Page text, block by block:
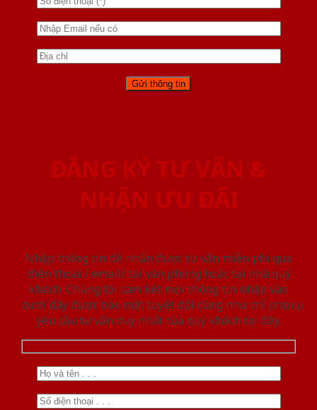
ĐĂNG KÝ TƯ VẤN &
NHẬN ƯU ĐÃI
Nhập thông tin để nhận được tư vấn miễn phí qua
điện thoại / email/ tại văn phòng hoặc tại nhà quý
khách. Chúng tôi cam kết mọi thông tin nhập vào
dưới đây được bảo mật tuyệt đối cũng như chỉ phục vụ
yêu cầu tư vấn duy nhất của quý khách tại đây.